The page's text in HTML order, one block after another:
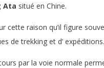
Ata situé en Chine.
cette raison qu’il figure
de trekking et d’ expéditions.
par la voie normale